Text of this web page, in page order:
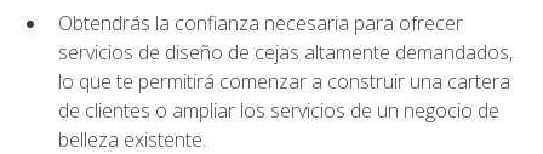
Obtendrás la confianza necesaria para ofrecer
servicios de diseño de cejas altamente demandados,
lo que te permitirá comenzar a construir una cartera
de clientes o ampliar los servicios de un negocio de
belleza existente.